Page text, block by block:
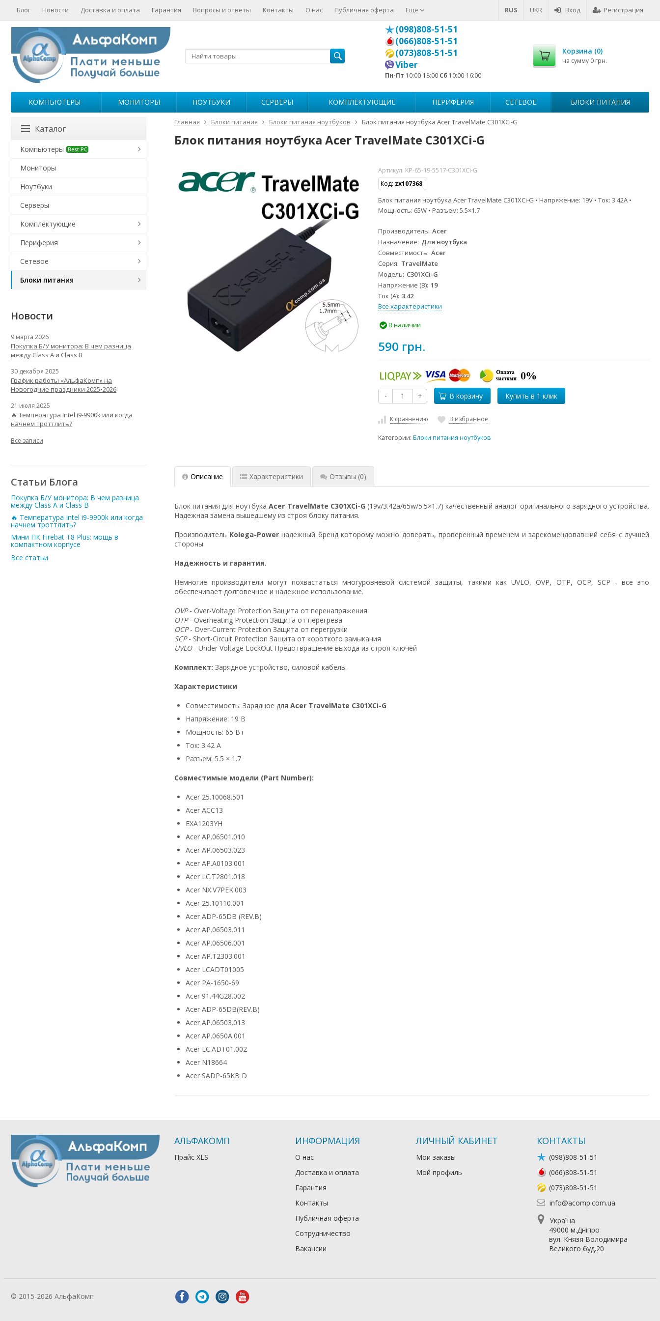
RUS UKR Вход Регистрация
Блог Новости Доставка и оплата Гарантия Вопросы и ответы Контакты О нас Публичная оферта Ещё
(098)808-51-51
(066)808-51-51
(073)808-51-51
Viber
Пн-Пт 10:00-18:00 Сб 10:00-16:00
Корзина (0)
на сумму 0 грн.
КОМПЬЮТЕРЫ МОНИТОРЫ НОУТБУКИ СЕРВЕРЫ КОМПЛЕКТУЮЩИЕ ПЕРИФЕРИЯ СЕТЕВОЕ БЛОКИ ПИТАНИЯ
Главная Блоки питания Блоки питания ноутбуков Блок питания ноутбука Acer TravelMate C301XCi-G
Блок питания ноутбука Acer TravelMate C301XCi-G
Артикул: KP-65-19-5517-C301XCi-G
Код: zx107368
Блок питания ноутбука Acer TravelMate C301XCi-G • Напряжение: 19V • Ток: 3.42A •
Мощность: 65W • Разъем: 5.5×1.7
Производитель Acer
Назначение Для ноутбука
Совместимость Acer
Серия TravelMate
Модель C301XCi-G
Напряжение (В) 19
Ток (А) 3.42
Все характеристики
В наличии
590 грн.
- + В корзину
К сравнению В избранное
Категории:Блоки питания ноутбуков
Описание Характеристики Отзывы (0)
Блок питания для ноутбукаAcer TravelMate C301XCi-G (19v/3.42a/65w/5.5×1.7) качественный аналог оригинального зарядного устройства.
Надежная замена вышедшему из строя блоку питания.
Производитель Kolega-Powerнадежный бренд которому можно доверять, проверенный временем и зарекомендовавший себя с лучшей
стороны.
Надежность и гарантия.
Немногие производители могут похвастаться многуровневой системой защиты, такими как UVLO, OVP, OTP, OCP, SCP - все это
обеспечивает долговечное и надежное использование.
OVP- Over-Voltage Protection Защита от перенапряжения
OTP- Overheating Protection Защита от перегрева
OCP- Over-Current Protection Защита от перегрузки
SCP- Short-Circuit Protection Защита от короткого замыкания
UVLO- Under Voltage LockOut Предотвращение выхода из строя ключей
Комплект: Зарядное устройство, силовой кабель.
Характеристики
Совместимость: Зарядное для Acer TravelMate C301XCi-G
Напряжение: 19 В
Мощность: 65 Вт
Ток: 3.42 А
Разъем: 5.5 × 1.7
Совместимые модели (Part Number):
Acer 25.10068.501
Acer ACC13
EXA1203YH
Acer AP.06501.010
Acer AP.06503.023
Acer AP.A0103.001
Acer LC.T2801.018
Acer NX.V7PEK.003
Acer 25.10110.001
Acer ADP-65DB (REV.B)
Acer AP.06503.011
Acer AP.06506.001
Acer AP.T2303.001
Acer LCADT01005
Acer PA-1650-69
Acer 91.44G28.002
Acer ADP-65DB(REV.B)
Acer AP.06503.013
Acer AP.0650A.001
Acer LC.ADT01.002
Acer N18664
Acer SADP-65KB D
Каталог
Компьютеры Best PC
Мониторы
Ноутбуки
Серверы
Комплектующие
Периферия
Сетевое
Блоки питания
Новости
9 марта 2026
Покупка Б/У монитора: В чем разница
между Class A и Class B
30 декабря 2025
График работы «АльфаКомп» на
Новогодние праздники 2025•2026
21 июля 2025
🔥 Температура Intel i9-9900k или когда
начнем троттлить?
Все записи
Статьи Блога
Покупка Б/У монитора: В чем разница
между Class A и Class B
🔥 Температура Intel i9-9900k или когда
начнем троттлить?
Мини ПК Firebat T8 Plus: мощь в
компактном корпусе
Все статьи
АЛЬФАКОМП
Прайс XLS
ИНФОРМАЦИЯ
О нас
Доставка и оплата
Гарантия
Контакты
Публичная оферта
Сотрудничество
Вакансии
ЛИЧНЫЙ КАБИНЕТ
Мои заказы
Мой профиль
КОНТАКТЫ
(098)808-51-51
(066)808-51-51
(073)808-51-51
info@acomp.com.ua
Україна
49000 м.Дніпро
вул. Князя Володимира
Великого буд.20
© 2015-2026 АльфаКомп